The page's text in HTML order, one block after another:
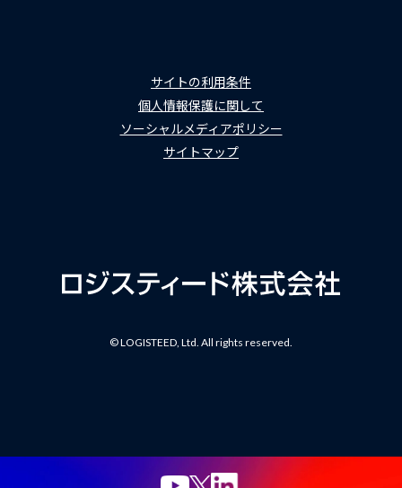
サイトの利用条件
個人情報保護に関して
ソーシャルメディアポリシー
サイトマップ
© LOGISTEED, Ltd. All rights reserved.